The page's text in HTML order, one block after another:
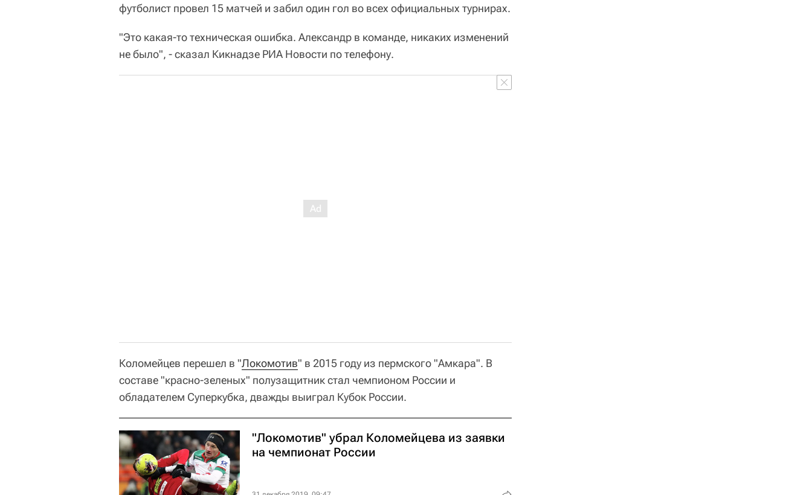
футболист провел 15 матчей и забил один гол во всех официальных турнирах.
"Это какая-то техническая ошибка. Александр в команде, никаких изменений
не было", - сказал Кикнадзе РИА Новости по телефону.
Коломейцев перешел в "Локомотив" в 2015 году из пермского "Амкара". В
составе "красно-зеленых" полузащитник стал чемпионом России и
обладателем Суперкубка, дважды выиграл Кубок России.
"Локомотив" убрал Коломейцева из заявки
на чемпионат России